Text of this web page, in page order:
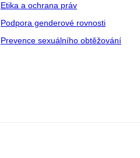
Etika a ochrana práv
Podpora genderové rovnosti
Prevence sexuálního obtěžování